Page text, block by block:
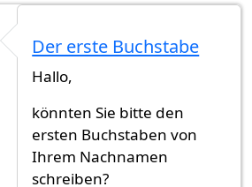
RückmeldungvonAhmmed
Der erste Buchstabe
Hallo,
könnten Sie bitte den
ersten Buchstaben von
Ihrem Nachnamen
schreiben?